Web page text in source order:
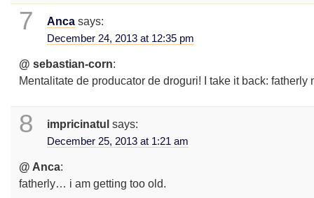
7 Anca says:
December 24, 2013 at 12:35 pm
@ sebastian-corn:
Mentalitate de producator de droguri! I take it back: fatherly
8 impricinatul says:
December 25, 2013 at 1:21 am
@ Anca:
fatherly… i am getting too old.